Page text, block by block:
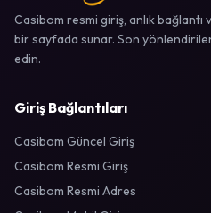
Casibom resmi giriş, anlık bağlantı
bir sayfada sunar. Son
edin.
Giriş Bağlantıları
Casibom Güncel Giriş
Casibom Resmi Giriş
Casibom Resmi Adres